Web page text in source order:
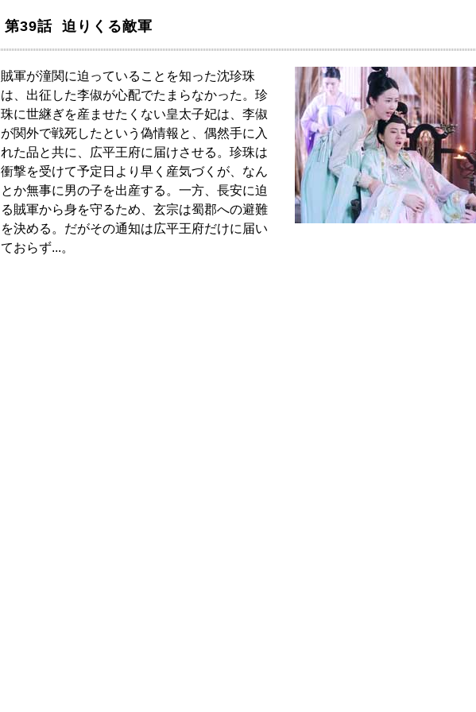
第39話 迫りくる敵軍
賊軍が潼関に迫っていることを知った沈珍珠
は、出征した李俶が心配でたまらなかった。珍
珠に世継ぎを産ませたくない皇太子妃は、李俶
が関外で戦死したという偽情報と、偶然手に入
れた品と共に、広平王府に届けさせる。珍珠は
衝撃を受けて予定日より早く産気づくが、なん
とか無事に男の子を出産する。一方、長安に迫
る賊軍から身を守るため、玄宗は蜀郡への避難
を決める。だがその通知は広平王府だけに届い
ておらず...。